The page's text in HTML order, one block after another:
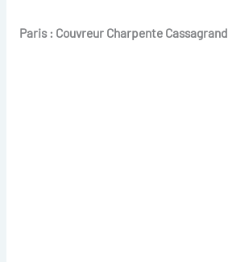
Paris : Couvreur Charpente Cassagrand